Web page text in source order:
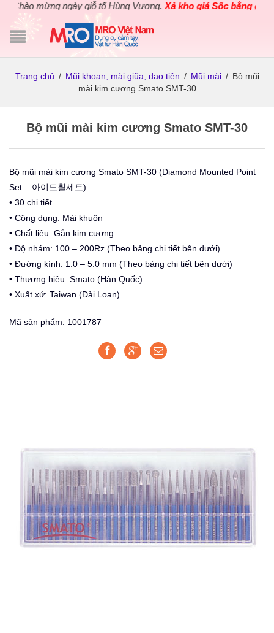
Chào mừng ngày giỗ tổ Hùng Vương.Xả kho giá Sốc bằng giá
Trang chủ / Mũi khoan, mài giũa, dao tiện / Mũi mài / Bộ mũi
mài kim cương Smato SMT-30
Bộ mũi mài kim cương Smato SMT-30
Bộ mũi mài kim cương Smato SMT-30 (Diamond Mounted Point
Set – 아이드휠세트)
• 30 chi tiết
• Công dụng: Mài khuôn
• Chất liệu: Gắn kim cương
• Độ nhám: 100 – 200Rz (Theo bảng chi tiết bên dưới)
• Đường kính: 1.0 – 5.0 mm (Theo bảng chi tiết bên dưới)
• Thương hiệu: Smato (Hàn Quốc)
• Xuất xứ: Taiwan (Đài Loan)
Mã sản phẩm: 1001787